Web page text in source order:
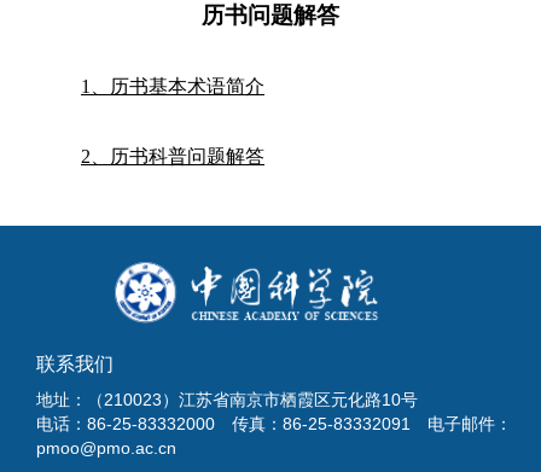
历书问题解答
1、 历书基本术语简介
2、 历书科普问题解答
联系我们
地址：（210023）江苏省南京市栖霞区元化路10号
电话：86-25-83332000 传真：86-25-83332091 电子邮件：
pmoo@pmo.ac.cn